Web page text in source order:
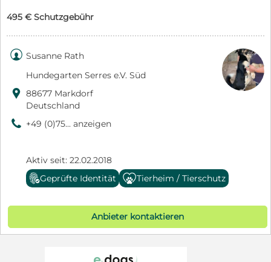
495 € Schutzgebühr
 Susanne Rath
Hundegarten Serres e.V. Süd
 88677 Markdorf
Deutschland
9 +49 (0)75... anzeigen
Aktiv seit: 22.02.2018
Geprüfte Identität
Tierheim / Tierschutz
Anbieter kontaktieren